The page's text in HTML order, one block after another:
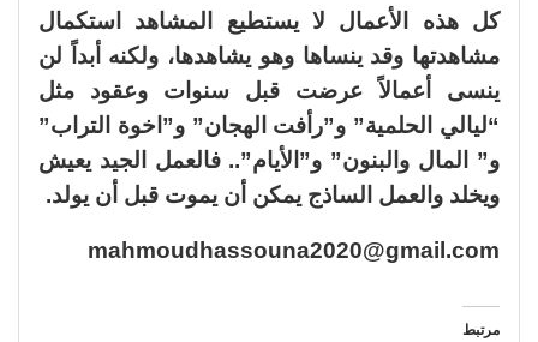
كل هذه الأعمال لا يستطيع المشاهد استكمال
مشاهدتها وقد ينساها وهو يشاهدها، ولكنه أبداً لن
ينسى أعمالاً عرضت قبل سنوات وعقود مثل
“ليالي الحلمية” و”رأفت الهجان” و”اخوة التراب”
و” المال والبنون” و”الأيام”.. فالعمل الجيد يعيش
ويخلد والعمل الساذج يمكن أن يموت قبل أن يولد.
mahmoudhassouna2020@gmail.com
مرتبط